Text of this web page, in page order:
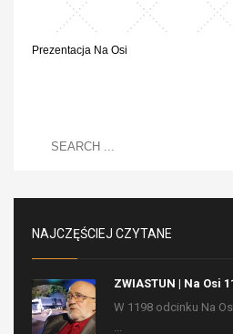
Prezentacja Na Osi
NAJCZĘŚCIEJ CZYTANE
ZWIASTUN | Na Osi
W 1198 odcinku Na